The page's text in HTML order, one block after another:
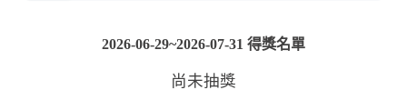
2026-06-29~2026-07-31 得獎名單
尚未抽獎